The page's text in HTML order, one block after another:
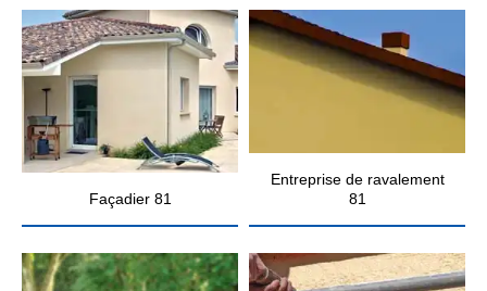
Façadier 81
Entreprise de ravalement
81